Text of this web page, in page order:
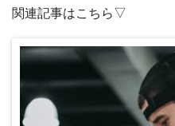
関連記事はこちら▽